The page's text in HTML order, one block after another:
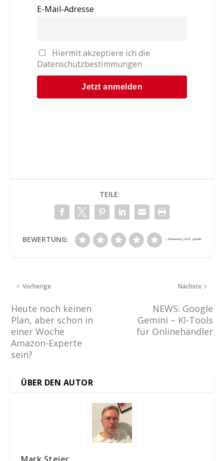
E-Mail-Adresse
Hiermit akzeptiere ich die
Datenschutzbestimmungen
TEILE:
BEWERTUNG:
Vorherige
Heute noch keinen
Plan, aber schon in
einer Woche
Amazon-Experte
sein?
Nächste
NEWS: Google
Gemini – KI-Tools
für Onlinehändler
ÜBER DEN AUTOR